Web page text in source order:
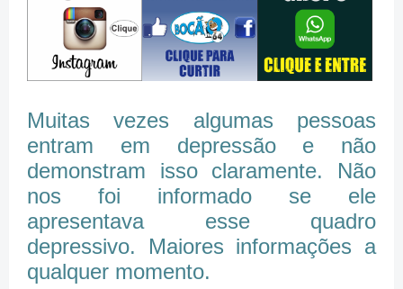
Muitas vezes algumas pessoas
entram em depressão e não
demonstram isso claramente. Não
nos foi informado se ele
apresentava esse quadro
depressivo. Maiores informações a
qualquer momento.